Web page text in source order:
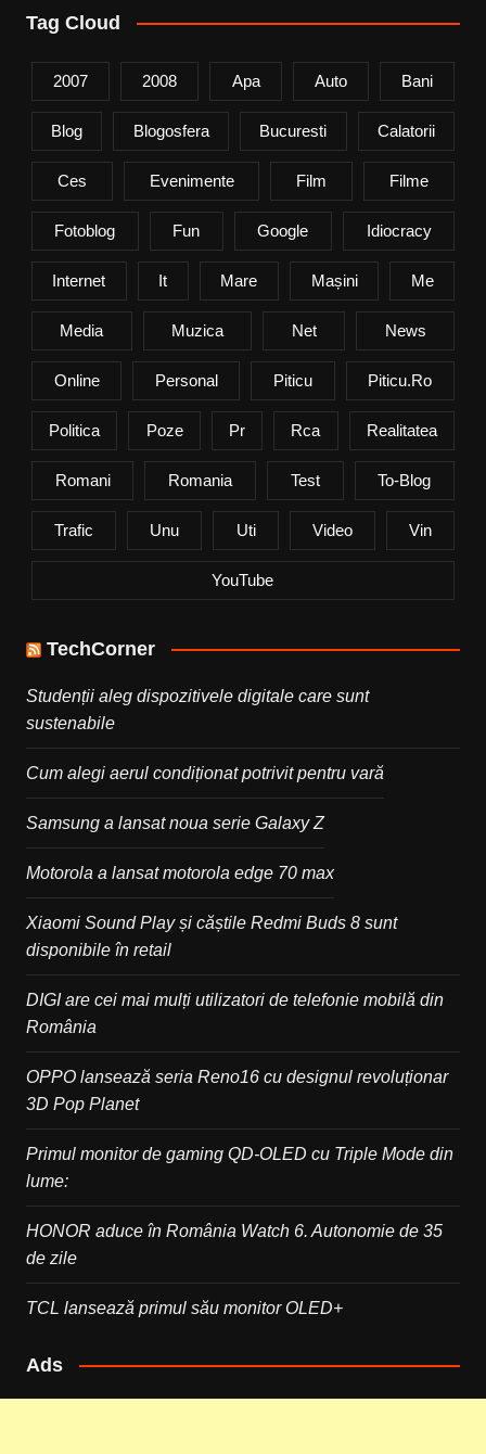
Tag Cloud
2007 2008 Apa Auto Bani
Blog Blogosfera Bucuresti Calatorii
Ces Evenimente Film Filme
Fotoblog Fun Google Idiocracy
Internet It Mare Mașini Me
Media Muzica Net News
Online Personal Piticu Piticu.ro
Politica Poze Pr Rca Realitatea
Romani Romania Test To-Blog
Trafic Unu Uti Video Vin
YouTube
TechCorner
Studenții aleg dispozitivele digitale care sunt
sustenabile
Cum alegi aerul condiționat potrivit pentru vară
Samsung a lansat noua serie Galaxy Z
Motorola a lansat motorola edge 70 max
Xiaomi Sound Play și căștile Redmi Buds 8 sunt
disponibile în retail
DIGI are cei mai mulți utilizatori de telefonie mobilă din
România
OPPO lansează seria Reno16 cu designul revoluționar
3D Pop Planet
Primul monitor de gaming QD-OLED cu Triple Mode din
lume:
HONOR aduce în România Watch 6. Autonomie de 35
de zile
TCL lansează primul său monitor OLED+
Ads